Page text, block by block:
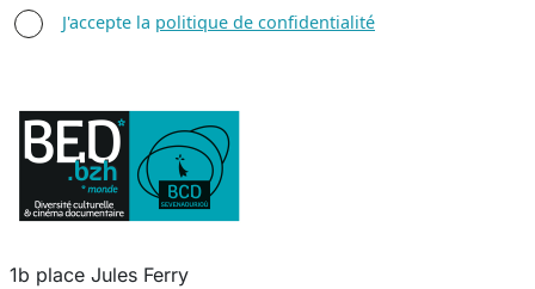
AGREE TERMS
J'accepte la politique de confidentialité
1b place Jules Ferry